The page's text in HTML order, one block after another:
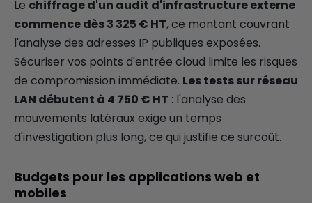
Le chiffrage d'un audit d'infrastructure externe
commence dès 3 325 € HT, ce montant couvrant
l'analyse des adresses IP publiques exposées.
Sécuriser vos points d'entrée cloud limite les risques
de compromission immédiate. Les tests sur réseau
LAN débutent à 4 750 € HT : l'analyse des
mouvements latéraux exige un temps
d'investigation plus long, ce qui justifie ce surcoût.
Budgets pour les applications web et
mobiles